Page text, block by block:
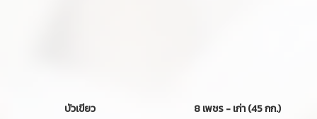
บัวเขียว 8 เพชร - เก่า (45 กก.)